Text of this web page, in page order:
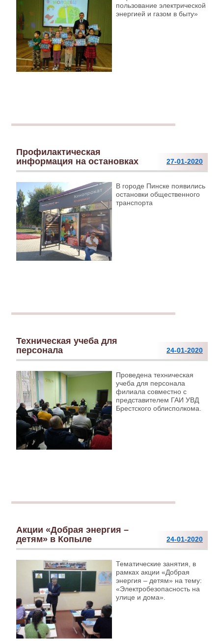
пользование электрической
энергией и газом в быту»
Профилактическая
информация на остановках
27-01-2020
В городе Пинске появились
остановки общественного
транспорта
Техническая учеба для
персонала
24-01-2020
Проведена техническая
учеба для персонала
филиала совместно с
представителем ГАИ УВД
Брестского облисполкома.
Акции «Добрая энергия –
детям» в Копыле
24-01-2020
Тематические занятия, в
рамках акции «Добрая
энергия – детям» на тему:
«Электробезопасность на
улице и дома».